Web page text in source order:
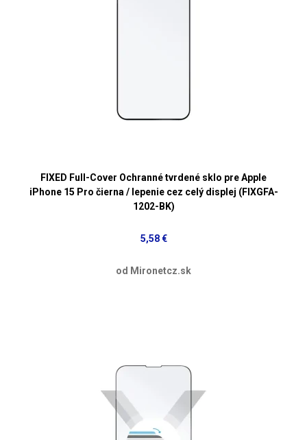
FIXED Full-Cover Ochranné tvrdené sklo pre Apple
iPhone 15 Pro čierna / lepenie cez celý displej (FIXGFA-
1202-BK)
5,58 €
od Mironetcz.sk